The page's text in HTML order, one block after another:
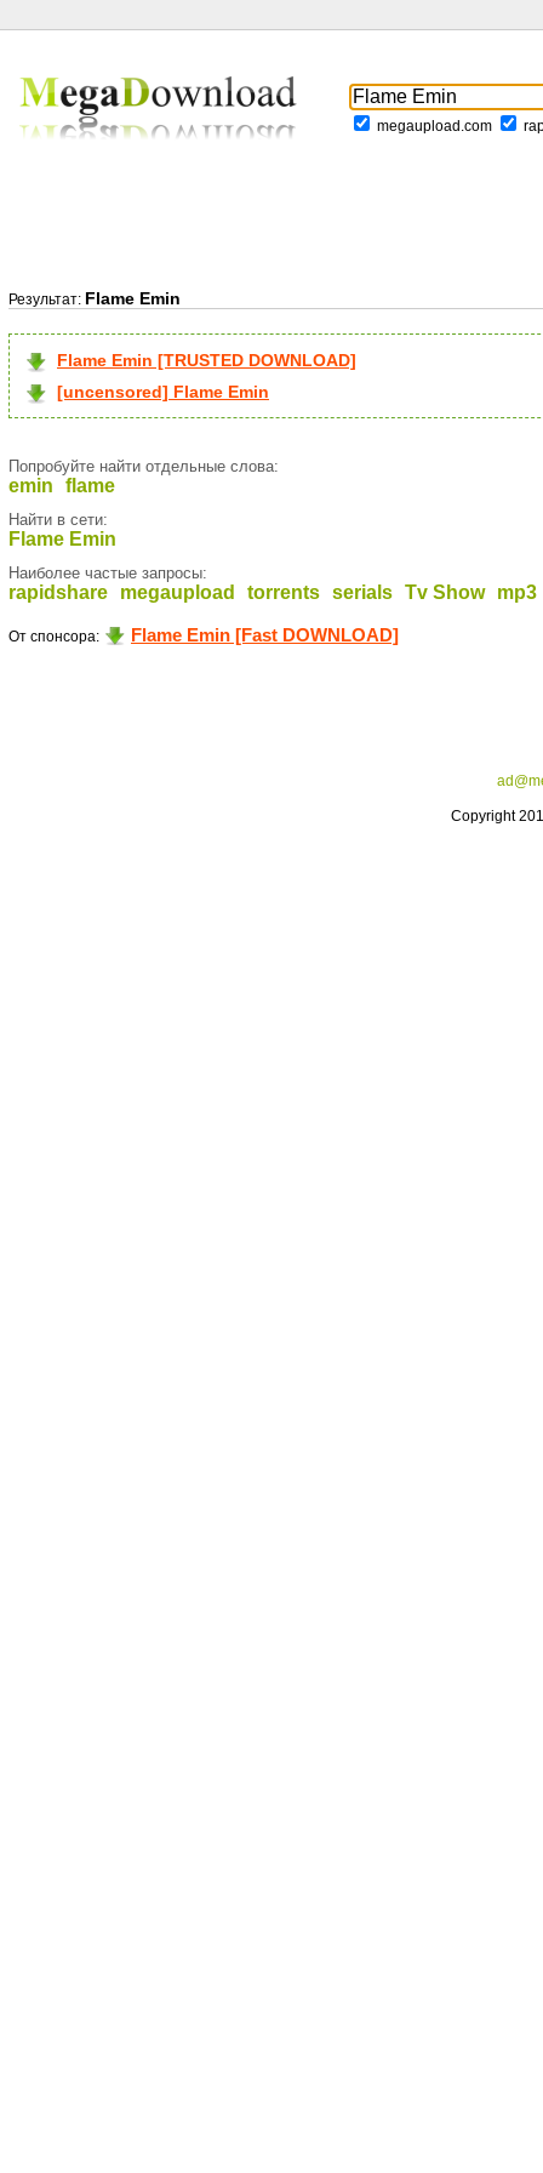
megaupload.com
Результат: Flame Emin
Flame Emin [TRUSTED DOWNLOAD]
[uncensored] Flame Emin
Попробуйте найти отдельные слова:
emin flame
Найти в сети:
Flame Emin
Наиболее частые запросы:
rapidshare megaupload torrents serials Tv Show mp3
От спонсора: Flame Emin [Fast DOWNLOAD]
Copyright